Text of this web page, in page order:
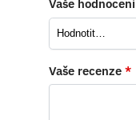
Vaše hodnocení
Vaše recenze *